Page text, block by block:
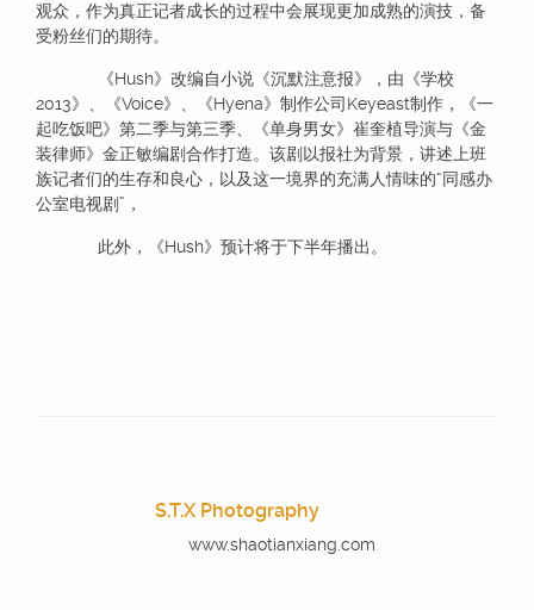
观众，作为真正记者成长的过程中会展现更加成熟的演技，备
受粉丝们的期待。
《Hush》改编自小说《沉默注意报》，由《学校
2013》、《Voice》、《Hyena》制作公司Keyeast制作，《一
起吃饭吧》第二季与第三季、《单身男女》崔奎植导演与《金
装律师》金正敏编剧合作打造。该剧以报社为背景，讲述上班
族记者们的生存和良心，以及这一境界的充满人情味的“同感办
公室电视剧”，
此外，《Hush》预计将于下半年播出。
S.T.X Photography
www.shaotianxiang.com